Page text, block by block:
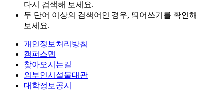
다시 검색해 보세요.
두 단어 이상의 검색어인 경우, 띄어쓰기를 확인해
보세요.
개인정보처리방침
캠퍼스맵
찾아오시는길
외부인시설물대관
대학정보공시